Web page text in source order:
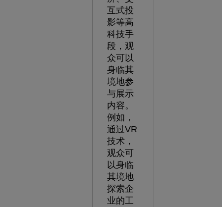
互式投
影等高
科技手
段，观
众可以
身临其
境地参
与展示
内容。
例如，
通过VR
技术，
观众可
以身临
其境地
探索企
业的工